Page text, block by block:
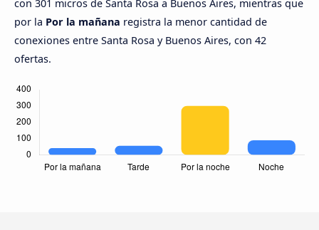
con 301 micros de Santa Rosa a Buenos Aires, mientras que
por la Por la mañana registra la menor cantidad de
conexiones entre Santa Rosa y Buenos Aires, con 42
ofertas.